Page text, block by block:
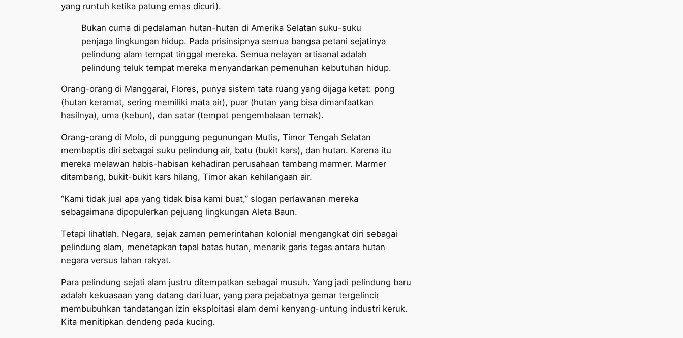
yang runtuh ketika patung emas dicuri).
Bukan cuma di pedalaman hutan-hutan di Amerika Selatan suku-suku
penjaga lingkungan hidup. Pada prisinsipnya semua bangsa petani sejatinya
pelindung alam tempat tinggal mereka. Semua nelayan artisanal adalah
pelindung teluk tempat mereka menyandarkan pemenuhan kebutuhan hidup.
Orang-orang di Manggarai, Flores, punya sistem tata ruang yang dijaga ketat: pong
(hutan keramat, sering memiliki mata air), puar (hutan yang bisa dimanfaatkan
hasilnya), uma (kebun), dan satar (tempat pengembalaan ternak).
Orang-orang di Molo, di punggung pegunungan Mutis, Timor Tengah Selatan
membaptis diri sebagai suku pelindung air, batu (bukit kars), dan hutan. Karena itu
mereka melawan habis-habisan kehadiran perusahaan tambang marmer. Marmer
ditambang, bukit-bukit kars hilang, Timor akan kehilangaan air.
“Kami tidak jual apa yang tidak bisa kami buat,” slogan perlawanan mereka
sebagaimana dipopulerkan pejuang lingkungan Aleta Baun.
Tetapi lihatlah. Negara, sejak zaman pemerintahan kolonial mengangkat diri sebagai
pelindung alam, menetapkan tapal batas hutan, menarik garis tegas antara hutan
negara versus lahan rakyat.
Para pelindung sejati alam justru ditempatkan sebagai musuh. Yang jadi pelindung baru
adalah kekuasaan yang datang dari luar, yang para pejabatnya gemar tergelincir
membubuhkan tandatangan izin eksploitasi alam demi kenyang-untung industri keruk.
Kita menitipkan dendeng pada kucing.